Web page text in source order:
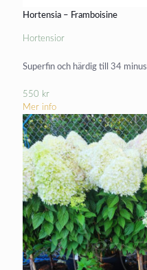
Hortensia – Framboisine
Hortensior
Superfin och härdig till 34 minus
550 kr
Mer info